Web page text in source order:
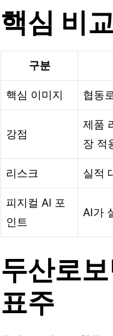
핵심 비
구분
핵심 이미지 협동
강점
제품
장 적
리스크 실적
피지컬 AI 포
인트
AI가
두산로
표주